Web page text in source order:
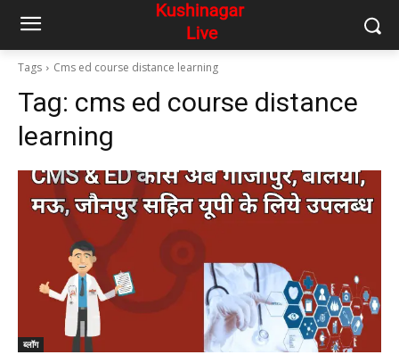
Tags Cms ed course distance learning
Tag: cms ed course distance
learning
ब्लॉग